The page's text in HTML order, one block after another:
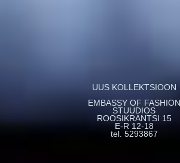
UUS KOLLEKTSIOON
EMBASSY OF FASHION
STUUDIOS
ROOSIKRANTSI 15
E-R 12-18
tel. 5293867